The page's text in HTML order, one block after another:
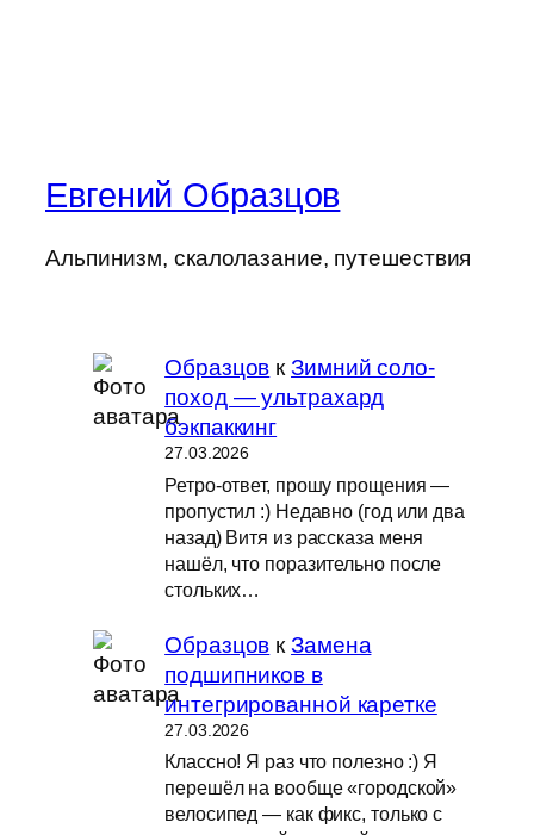
Евгений Образцов
Альпинизм, скалолазание, путешествия
Образцов кЗимний соло-
поход — ультрахард
бэкпаккинг
27.03.2026
Ретро-ответ, прошу прощения —
пропустил :) Недавно (год или два
назад) Витя из рассказа меня
нашёл, что поразительно после
стольких…
Образцов кЗамена
подшипников в
интегрированной каретке
27.03.2026
Классно! Я раз что полезно :) Я
перешёл на вообще «городской»
велосипед — как фикс, только с